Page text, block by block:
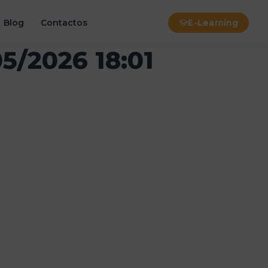
Blog Contactos E-Learning
2026 18:01